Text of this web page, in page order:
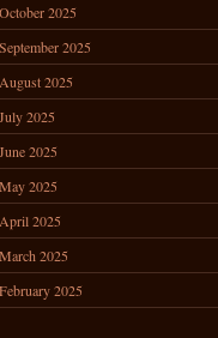
October 2025
September 2025
August 2025
July 2025
June 2025
May 2025
April 2025
March 2025
February 2025